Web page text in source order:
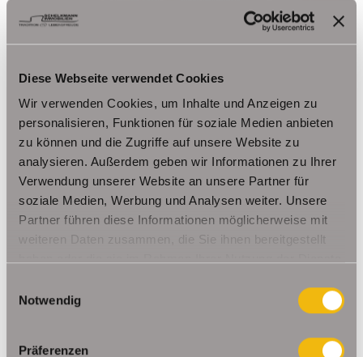
Diese Webseite verwendet Cookies
Wir verwenden Cookies, um Inhalte und Anzeigen zu
personalisieren, Funktionen für soziale Medien anbieten
zu können und die Zugriffe auf unsere Website zu
analysieren. Außerdem geben wir Informationen zu Ihrer
Verwendung unserer Website an unsere Partner für
soziale Medien, Werbung und Analysen weiter. Unsere
Partner führen diese Informationen möglicherweise mit
weiteren Daten zusammen, die Sie ihnen bereitgestellt
Notwendig
Präferenzen
Erfurt
Kleines Einfamilienhaus in beliebter Wohnlage in
Erfurt/ Molsdorf
Einfamilienhaus
WOHNFLÄCHE
ZIMMER